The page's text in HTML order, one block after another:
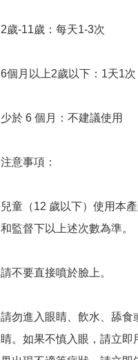
2歲-11歲：每天1-3次
6個月以上2歲以下：1天1次
少於 6 個月：不建議使用
注意事項：
兒童（12 歲以下）使用本
和監督下以上述次數為準。
請不要直接噴於臉上。
請勿進入眼睛、飲水、舔食
睛。如果不慎入眼，請立